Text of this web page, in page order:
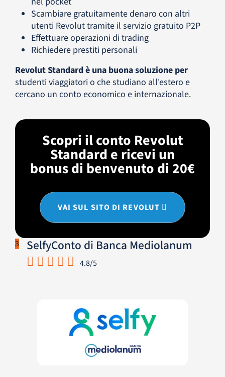
Scambiare gratuitamente denaro con altri
utenti Revolut tramite il servizio gratuito P2P
Effettuare operazioni di trading
Richiedere prestiti personali
Revolut Standard è una buona soluzione per
studenti viaggiatori o che studiano all'estero e
cercano un conto economico e internazionale.
Scopri il conto Revolut
Standard e ricevi un
bonus di benvenuto di 20€
VAI SUL SITO DI REVOLUT
3 SelfyConto di Banca Mediolanum
4.8/5